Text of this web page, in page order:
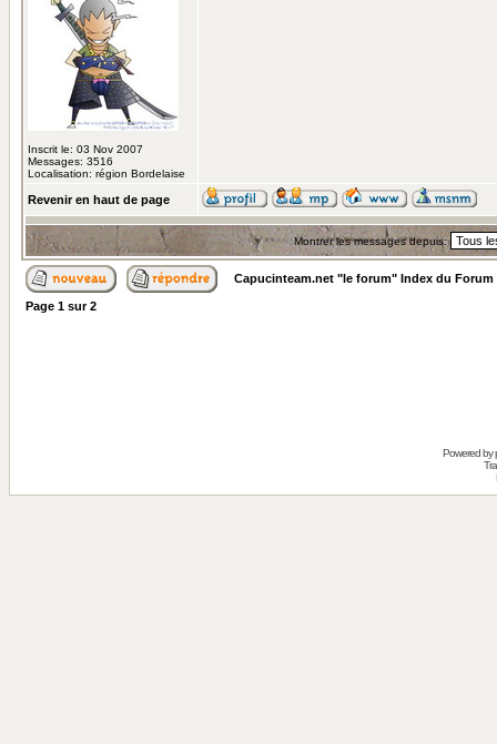
Inscrit le: 03 Nov 2007
Messages: 3516
Localisation: région Bordelaise
Revenir en haut de page
Montrer les messages depuis:
Capucinteam.net "le forum" Index du Forum
Page 1 sur2
Powered by